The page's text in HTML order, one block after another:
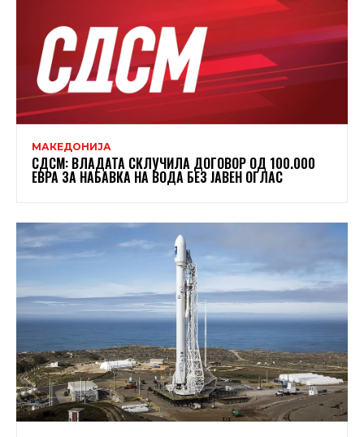
МАКЕДОНИЈА
СДСМ: ВЛАДАТА СКЛУЧИЛА ДОГОВОР ОД 100.000
ЕВРА ЗА НАБАВКА НА ВОДА БЕЗ ЈАВЕН ОГЛАС